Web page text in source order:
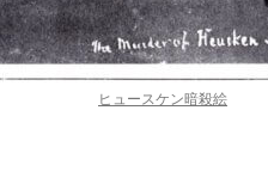
ヒュースケン暗殺絵